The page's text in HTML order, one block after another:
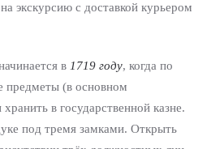
экскурсию с доставкой курьером
в 1719 году, когда по
предметы (в основном
в государственной казне.
под тремя замками. Открыть